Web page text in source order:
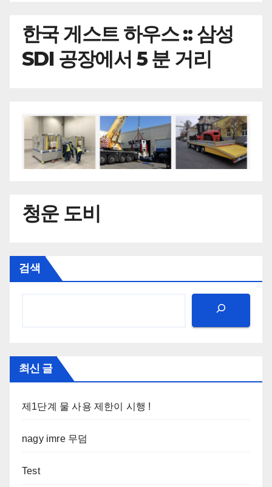
한국 게스트 하우스 :: 삼성
SDI 공장에서 5 분 거리
청운 도비
검색
최신 글
제1단계 물 사용 제한이 시행 !
nagy imre 무덤
Test